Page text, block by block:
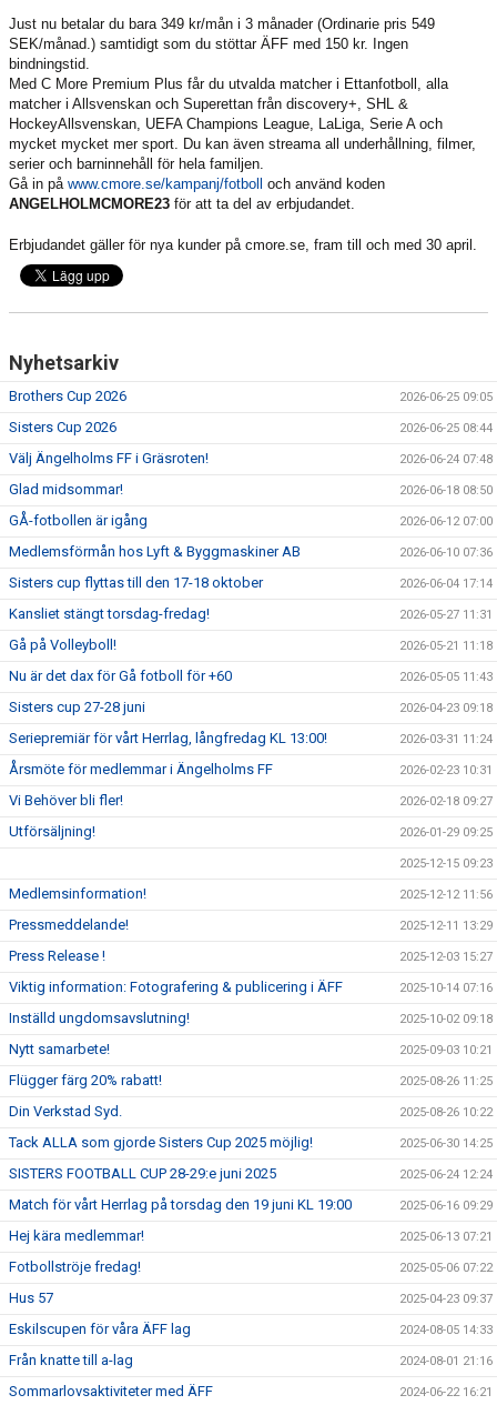
Just nu betalar du bara 349 kr/mån i 3 månader (Ordinarie pris 549
SEK/månad.) samtidigt som du stöttar ÄFF med 150 kr. Ingen
bindningstid.
Med C More Premium Plus får du utvalda matcher i Ettanfotboll, alla
matcher i Allsvenskan och Superettan från discovery+, SHL &
HockeyAllsvenskan, UEFA Champions League, LaLiga, Serie A och
mycket mycket mer sport. Du kan även streama all underhållning, filmer,
serier och barninnehåll för hela familjen.
Gå in på www.cmore.se/kampanj/fotboll och använd koden
ANGELHOLMCMORE23 för att ta del av erbjudandet.
Erbjudandet gäller för nya kunder på cmore.se, fram till och med 30 april.
Nyhetsarkiv
Brothers Cup 2026 2026-06-25 09:05
Sisters Cup 2026 2026-06-25 08:44
Välj Ängelholms FF i Gräsroten! 2026-06-24 07:48
Glad midsommar! 2026-06-18 08:50
GÅ-fotbollen är igång 2026-06-12 07:00
Medlemsförmån hos Lyft & Byggmaskiner AB 2026-06-10 07:36
Sisters cup flyttas till den 17-18 oktober 2026-06-04 17:14
Kansliet stängt torsdag-fredag! 2026-05-27 11:31
Gå på Volleyboll! 2026-05-21 11:18
Nu är det dax för Gå fotboll för +60 2026-05-05 11:43
Sisters cup 27-28 juni 2026-04-23 09:18
Seriepremiär för vårt Herrlag, långfredag KL 13:00! 2026-03-31 11:24
Årsmöte för medlemmar i Ängelholms FF 2026-02-23 10:31
Vi Behöver bli fler! 2026-02-18 09:27
Utförsäljning! 2026-01-29 09:25
2025-12-15 09:23
Medlemsinformation! 2025-12-12 11:56
Pressmeddelande! 2025-12-11 13:29
Press Release ! 2025-12-03 15:27
Viktig information: Fotografering & publicering i ÄFF 2025-10-14 07:16
Inställd ungdomsavslutning! 2025-10-02 09:18
Nytt samarbete! 2025-09-03 10:21
Flügger färg 20% rabatt! 2025-08-26 11:25
Din Verkstad Syd. 2025-08-26 10:22
Tack ALLA som gjorde Sisters Cup 2025 möjlig! 2025-06-30 14:25
SISTERS FOOTBALL CUP 28-29:e juni 2025 2025-06-24 12:24
Match för vårt Herrlag på torsdag den 19 juni KL 19:00 2025-06-16 09:29
Hej kära medlemmar! 2025-06-13 07:21
Fotbollströje fredag! 2025-05-06 07:22
Hus 57 2025-04-23 09:37
Eskilscupen för våra ÄFF lag 2024-08-05 14:33
Från knatte till a-lag 2024-08-01 21:16
Sommarlovsaktiviteter med ÄFF 2024-06-22 16:21